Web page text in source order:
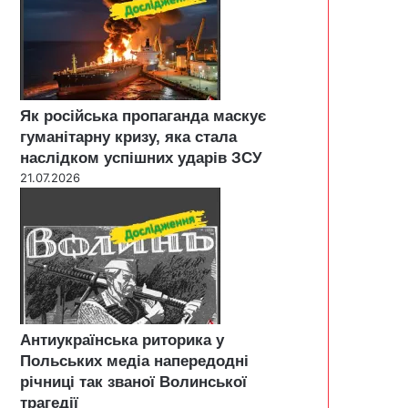
Як російська пропаганда маскує
гуманітарну кризу, яка стала
наслідком успішних ударів ЗСУ
21.07.2026
Антиукраїнська риторика у
Польських медіа напередодні
річниці так званої Волинської
трагедії